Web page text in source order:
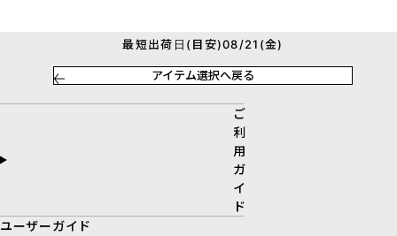
最短出荷日(目安)08/21(金)
アイテム選択へ戻る
ご
利
用
ガ
イ
ド
ユーザーガイド